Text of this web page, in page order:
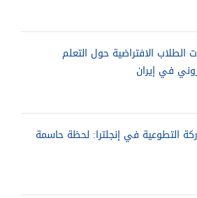
الطلاب الافتراضية حول التعلم
في إيران
التطوعية في إنجلترا: لحظة حاسمة